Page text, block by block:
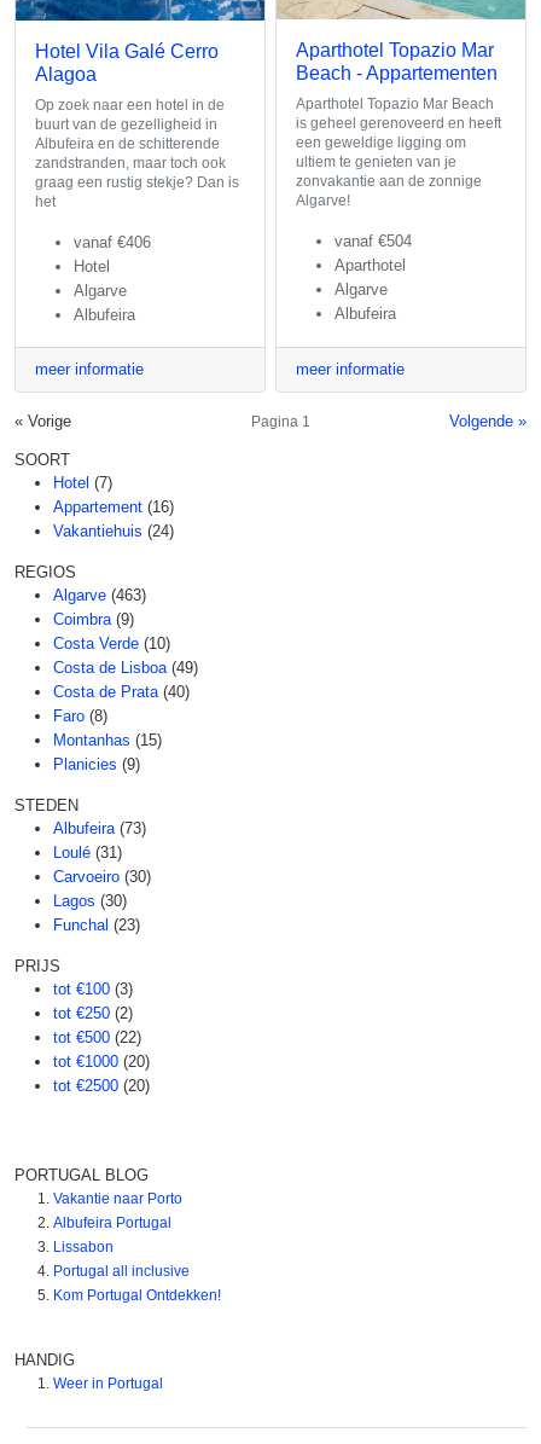
Hotel Vila Galé Cerro
Alagoa
Op zoek naar een hotel in de
buurt van de gezelligheid in
Albufeira en de schitterende
zandstranden, maar toch ook
graag een rustig stekje? Dan is
het
vanaf €406
Hotel
Algarve
Albufeira
meer informatie
Aparthotel Topazio Mar
Beach - Appartementen
Aparthotel Topazio Mar Beach
is geheel gerenoveerd en heeft
een geweldige ligging om
ultiem te genieten van je
zonvakantie aan de zonnige
Algarve!
vanaf €504
Aparthotel
Algarve
Albufeira
meer informatie
« Vorige Volgende »
Pagina 1
SOORT
Hotel (7)
Appartement (16)
Vakantiehuis (24)
REGIOS
Algarve (463)
Coimbra (9)
Costa Verde (10)
Costa de Lisboa (49)
Costa de Prata (40)
Faro (8)
Montanhas (15)
Planicies (9)
STEDEN
Albufeira (73)
Loulé (31)
Carvoeiro (30)
Lagos (30)
Funchal (23)
PRIJS
tot €100 (3)
tot €250 (2)
tot €500 (22)
tot €1000 (20)
tot €2500 (20)
PORTUGAL BLOG
Vakantie naar Porto
Albufeira Portugal
Lissabon
Portugal all inclusive
Kom Portugal Ontdekken!
HANDIG
Weer in Portugal